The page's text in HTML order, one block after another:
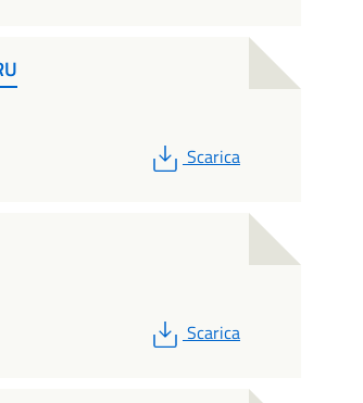
PDF
Scarica
PDF
Scarica